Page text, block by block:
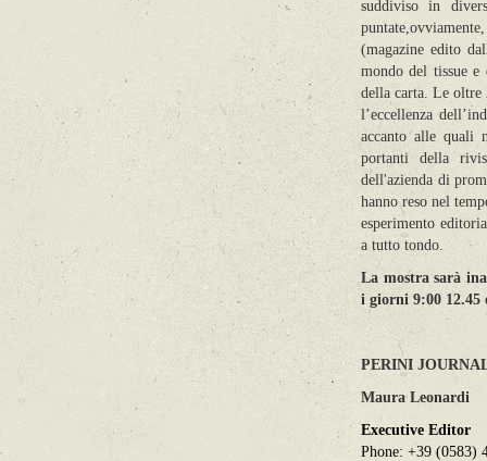
suddiviso in
puntate,
(magazine edito
mondo del tissue e
della carta. Le
l’eccellenza
accanto alle quali
portanti della
dell'azienda di
hanno reso nel
esperimento
a tutto tondo.
La mostra sarà
i giorni 9:00 12.45
PERINI
Maura Leonardi
Executive Editor
Phone: +39 (0583)